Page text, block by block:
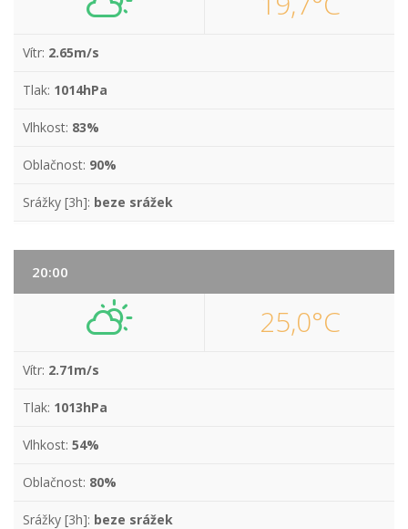
Vítr: 2.65m/s
Tlak: 1014hPa
Vlhkost: 83%
Oblačnost: 90%
Srážky [3h]: beze srážek
20:00
25,0°C
Vítr: 2.71m/s
Tlak: 1013hPa
Vlhkost: 54%
Oblačnost: 80%
Srážky [3h]: beze srážek